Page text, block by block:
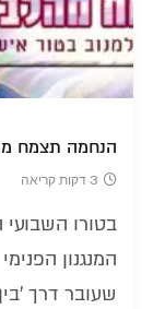
הנחמה תצמח
3 דקות קריאה
בטורו
המנגנון
שעובר דרך